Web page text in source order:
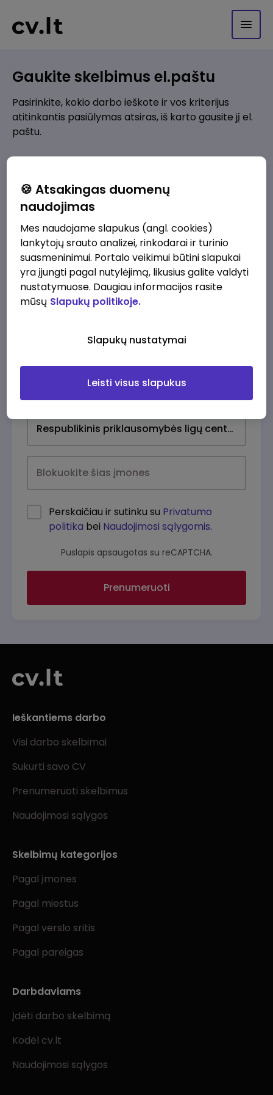
Gaukite skelbimus el.paštu
Pasirinkite, kokio darbo ieškote ir vos kriterijus
atitinkantis pasiūlymas atsiras, iš karto gausite jį el.
paštu.
Pridėti naują
Kokios srities darbo pasiūlymai jus domina?
Pridėti naują
Perskaičiau ir sutinku su Privatumo
politika bei Naudojimosi sąlygomis.
Puslapis apsaugotas su reCAPTCHA.
Prenumeruoti
Ieškantiems darbo
Visi darbo skelbimai
Sukurti savo CV
Prenumeruoti skelbimus
Naudojimosi sąlygos
Skelbimų kategorijos
Pagal įmones
Pagal miestus
Pagal verslo sritis
Pagal pareigas
Darbdaviams
Įdėti darbo skelbimą
Kodėl cv.lt
Naudojimosi sąlygos
🍪 Atsakingas duomenų
naudojimas
Mes naudojame slapukus (angl. cookies)
lankytojų srauto analizei, rinkodarai ir turinio
suasmeninimui. Portalo veikimui būtini slapukai
yra įjungti pagal nutylėjimą, likusius galite valdyti
nustatymuose. Daugiau informacijos rasite
mūsų Slapukų politikoje.
Slapukų nustatymai
Leisti visus slapukus